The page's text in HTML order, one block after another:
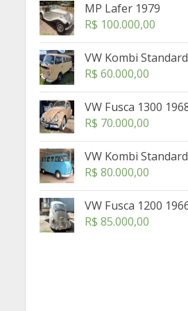
MP Lafer 1979
R$ 100.000,00
VW Kombi
R$ 60.000,00
VW Fusca 1300
R$ 70.000,00
VW Kombi
R$ 80.000,00
VW Fusca 1200
R$ 85.000,00